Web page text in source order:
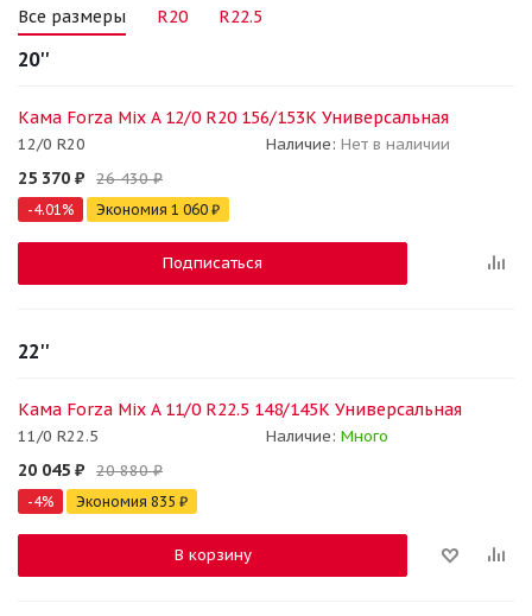
Все размеры R20 R22.5
20''
Кама Forza Mix A 12/0 R20 156/153K Универсальная
12/0 R20 Наличие: Нет в наличии
25 370 ₽ 26 430₽
-4.01% Экономия 1 060 ₽
Подписаться
22''
Кама Forza Mix A 11/0 R22.5 148/145K Универсальная
11/0 R22.5 Наличие: Много
20 045 ₽ 20 880₽
-4% Экономия 835 ₽
В корзину